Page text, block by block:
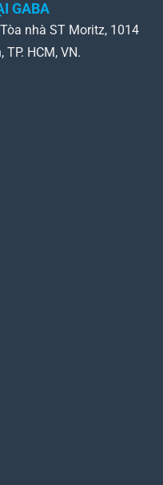
GABA
nhà ST Moritz, 1014
TP. HCM, VN.